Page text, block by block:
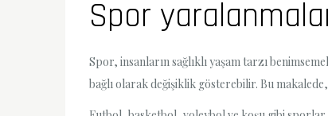
Spor
Spor, insanların sağlıklı yaşam tarzı
bağlı olarak değişiklik gösterebilir. Bu